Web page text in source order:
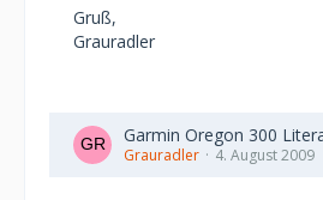
Gruß,
Grauradler
Garmin Oregon 300
Grauradler 4. August 2009